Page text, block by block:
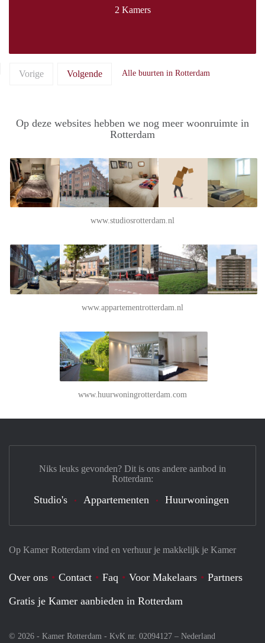
2 Kamers
Vorige Volgende Alle buurten in Rotterdam
Op deze websites hebben we nog meer woonruimte in
Rotterdam
www.studiosrotterdam.nl
www.appartementrotterdam.nl
www.huurwoningrotterdam.com
Op Kamer Rotterdam vind en verhuur je makkelijk je Kamer
Over ons Contact Faq Voor Makelaars
Partners
Gratis je Kamer aanbieden in Rotterdam
© 2026 - Kamer Rotterdam - KvK nr. 02094127 – Nederland
Niks leuks gevonden? Dit is ons andere aanbod in
Rotterdam:
Studio's Appartementen Huurwoningen